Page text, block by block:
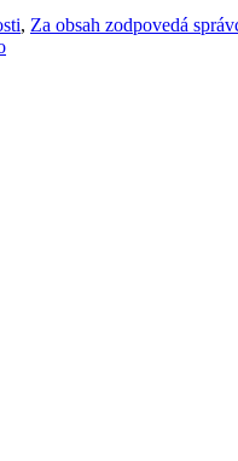
, Za obsah zodpovedá